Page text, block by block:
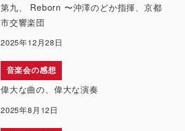
第九、 Reborn 〜沖澤のどか指揮、京都
市交響楽団
2025年12月28日
音楽会の感想
偉大な曲の、偉大な演奏
2025年8月12日